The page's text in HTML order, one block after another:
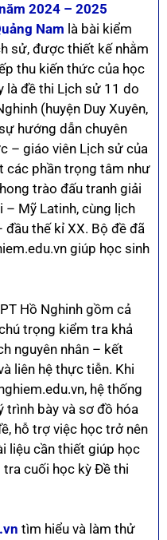
2024 – 2025
Nam là bài kiểm
sử, được thiết kế nhằm
thu kiến thức của học
là đề thi Lịch sử 11 do
(huyện Duy Xuyên,
hướng dẫn chuyên
– giáo viên Lịch sử của
các phần trọng tâm như
trào đấu tranh giải
– Mỹ Latinh, cùng lịch
thế kỉ XX. Bộ đề đã
giúp học sinh
Hồ Nghinh gồm cả
trọng kiểm tra khả
nguyên nhân – kết
liên hệ thực tiễn. Khi
hệ thống
trình bày và sơ đồ hóa
hỗ trợ việc học trở nên
liệu cần thiết giúp học
cuối học kỳ Đề thi
tìm hiểu và làm thử